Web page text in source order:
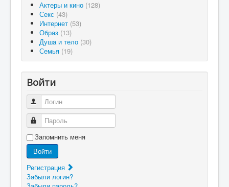
Актеры и кино (128)
Секс (43)
Интернет (53)
Образ (13)
Душа и тело (30)
Семья (19)
Войти
Логин
Пароль
Запомнить меня
Войти
Регистрация
Забыли логин?